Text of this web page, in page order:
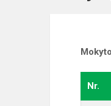
Nr.